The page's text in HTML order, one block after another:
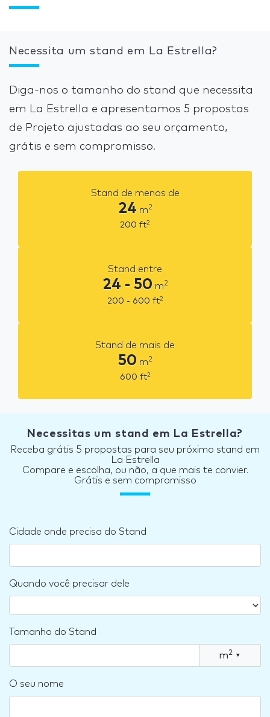
Necessita um stand em La Estrella?
Diga-nos o tamanho do stand que necessita
em La Estrella e apresentamos 5 propostas
de Projeto ajustadas ao seu orçamento,
grátis e sem compromisso.
Stand de menos de
24 m2
200 ft2
Stand entre
24 - 50 m2
200 - 600 ft2
Stand de mais de
50 m2
600 ft2
Necessitas um stand em La Estrella?
Receba grátis 5 propostas para seu próximo stand em
La Estrella
Compare e escolha, ou não, a que mais te convier.
Grátis e sem compromisso
Cidade onde precisa do Stand
Quando você precisar dele
Tamanho do Stand
m2 ▾
O seu nome